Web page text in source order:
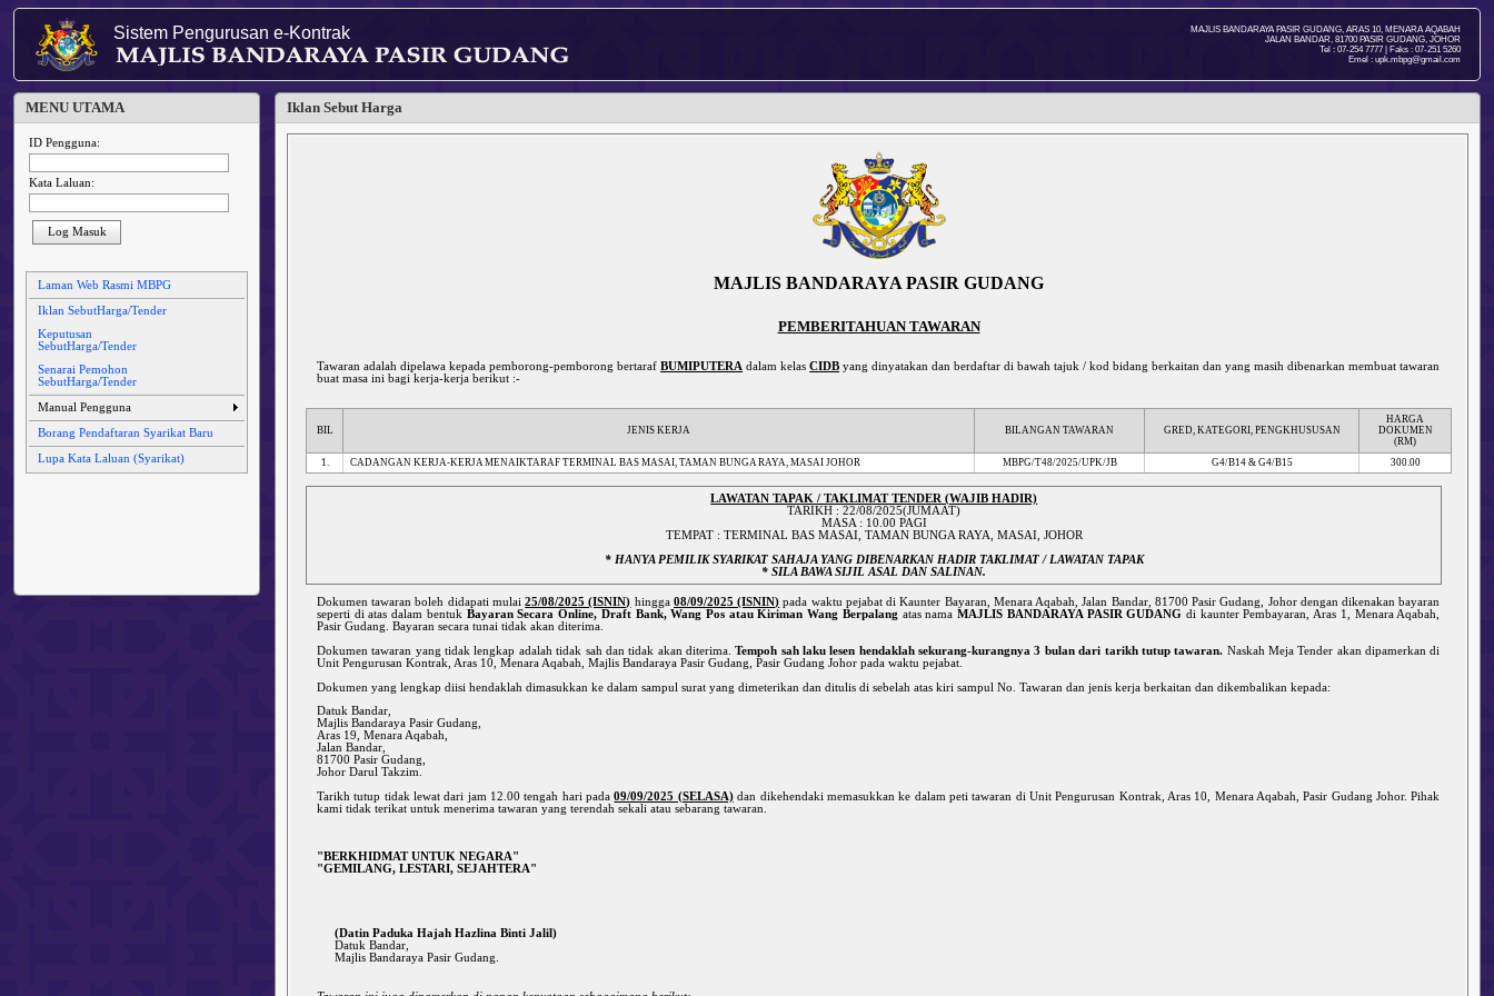
Sistem Pengurusan e-Kontrak
MAJLIS BANDARAYA PASIR GUDANG, ARAS 10, MENARA AQABAH
JALAN BANDAR, 81700 PASIR GUDANG, JOHOR
Tel : 07-254 7777 | Faks : 07-251 5260
Emel : upk.mbpg@gmail.com
MENU UTAMA
ID Pengguna:
Kata Laluan:
Log Masuk
Laman Web Rasmi MBPG
Iklan SebutHarga/Tender
Keputusan
SebutHarga/Tender
Senarai Pemohon
SebutHarga/Tender
Manual Pengguna
Borang Pendaftaran Syarikat Baru
Lupa Kata Laluan (Syarikat)
Iklan Sebut Harga
MAJLIS BANDARAYA PASIR GUDANG
PEMBERITAHUAN TAWARAN
Tawaran adalah dipelawa kepada pemborong-pemborong bertarafBUMIPUTERA dalam kelasCIDB yang dinyatakan dan berdaftar di bawah tajuk / kod bidang berkaitan dan yang masih dibenarkan membuat tawaran
buat masa ini bagi kerja-kerja berikut :-
BIL JENIS KERJA BILANGAN TAWARAN GRED, KATEGORI, PENGKHUSUSAN
HARGA
DOKUMEN
(RM)
1.
CADANGAN KERJA-KERJA MENAIKTARAF TERMINAL BAS MASAI, TAMAN BUNGA RAYA, MASAI JOHOR MBPG/T48/2025/UPK/JB G4/B14 & G4/B15 300.00
LAWATAN TAPAK / TAKLIMAT TENDER (WAJIB HADIR)
TARIKH : 22/08/2025(JUMAAT)
MASA : 10.00 PAGI
TEMPAT : TERMINAL BAS MASAI, TAMAN BUNGA RAYA, MASAI, JOHOR
* HANYA PEMILIK SYARIKAT SAHAJA YANG DIBENARKAN HADIR TAKLIMAT / LAWATAN TAPAK
* SILA BAWA SIJIL ASAL DAN SALINAN.
Dokumen tawaran boleh didapati mulai25/08/2025 (ISNIN) hingga 08/09/2025 (ISNIN) pada waktu pejabat di Kaunter Bayaran, Menara Aqabah, Jalan Bandar, 81700 Pasir Gudang, Johor dengan dikenakan bayaran
seperti di atas dalam bentuk Bayaran Secara Online, Draft Bank, Wang Pos atau Kiriman Wang Berpalangatas namaMAJLIS BANDARAYA PASIR GUDANG di kaunter Pembayaran, Aras 1, Menara Aqabah,
Pasir Gudang. Bayaran secara tunai tidak akan diterima.
Dokumen tawaran yang tidak lengkap adalah tidak sah dan tidak akan diterima.Tempoh sah laku lesen hendaklah sekurang-kurangnya 3 bulan dari tarikh tutup tawaran. Naskah Meja Tender akan dipamerkan di
Unit Pengurusan Kontrak, Aras 10, Menara Aqabah, Majlis Bandaraya Pasir Gudang, Pasir Gudang Johor pada waktu pejabat.
Dokumen yang lengkap diisi hendaklah dimasukkan ke dalam sampul surat yang dimeterikan dan ditulis di sebelah atas kiri sampul No. Tawaran dan jenis kerja berkaitan dan dikembalikan kepada:
Datuk Bandar,
Majlis Bandaraya Pasir Gudang,
Aras 19, Menara Aqabah,
Jalan Bandar,
81700 Pasir Gudang,
Johor Darul Takzim.
Tarikh tutup tidak lewat dari jam 12.00 tengah hari pada09/09/2025 (SELASA)dan dikehendaki memasukkan ke dalam peti tawaran di Unit Pengurusan Kontrak, Aras 10, Menara Aqabah, Pasir Gudang Johor. Pihak
kami tidak terikat untuk menerima tawaran yang terendah sekali atau sebarang tawaran.
"BERKHIDMAT UNTUK NEGARA"
"GEMILANG, LESTARI, SEJAHTERA"
(Datin Paduka Hajah Hazlina Binti Jalil)
Datuk Bandar,
Majlis Bandaraya Pasir Gudang.